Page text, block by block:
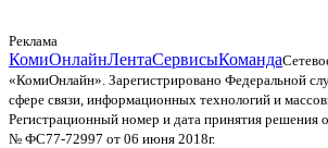
Реклама
КомиОнлайнЛентаСервисыКоманда
«КомиОнлайн». Зарегистрировано Федеральной
сфере связи, информационных технологий и
Регистрационный номер и дата принятия решения
№ ФС77-72997 от 06 июня 2018г.